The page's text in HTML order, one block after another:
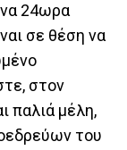
24ωρα
σε θέση να
στον
παλιά μέλη,
του